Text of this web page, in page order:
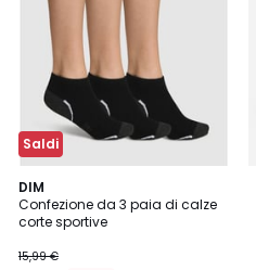
Saldi
DIM
Confezione da 3 paia di calze
corte sportive
15,99 €
4,7
/ 5
2
Colori